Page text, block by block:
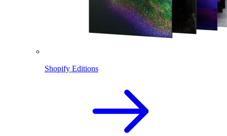
Shopify Editions